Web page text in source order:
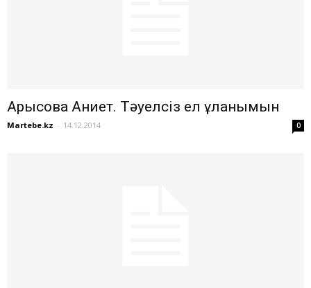
Арысова Ақниет. Тәуелсіз ел ұланымын
Martebe.kz - 14.12.2014 0